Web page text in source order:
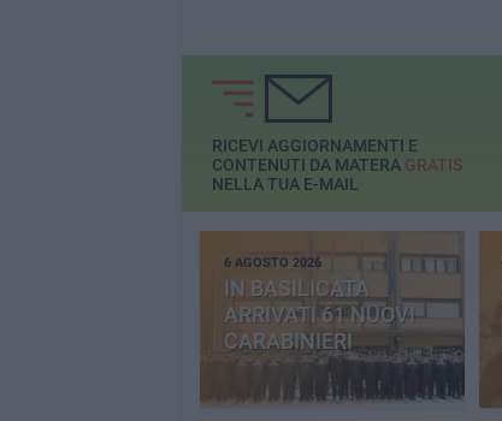
RICEVI AGGIORNAMENTI E
CONTENUTI DA MATERA GRATIS
NELLA TUA E-MAIL
6 AGOSTO 2026
IN BASILICATA
ARRIVATI 61 NUOVI
CARABINIERI